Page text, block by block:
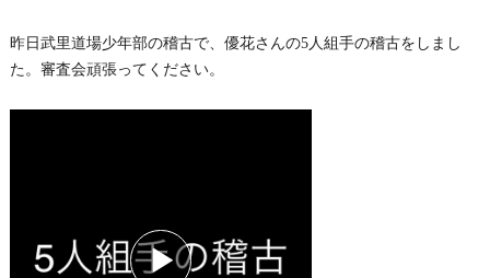
昨日武里道場少年部の稽古で、優花さんの5人組手の稽古をしまし
た。審査会頑張ってください。